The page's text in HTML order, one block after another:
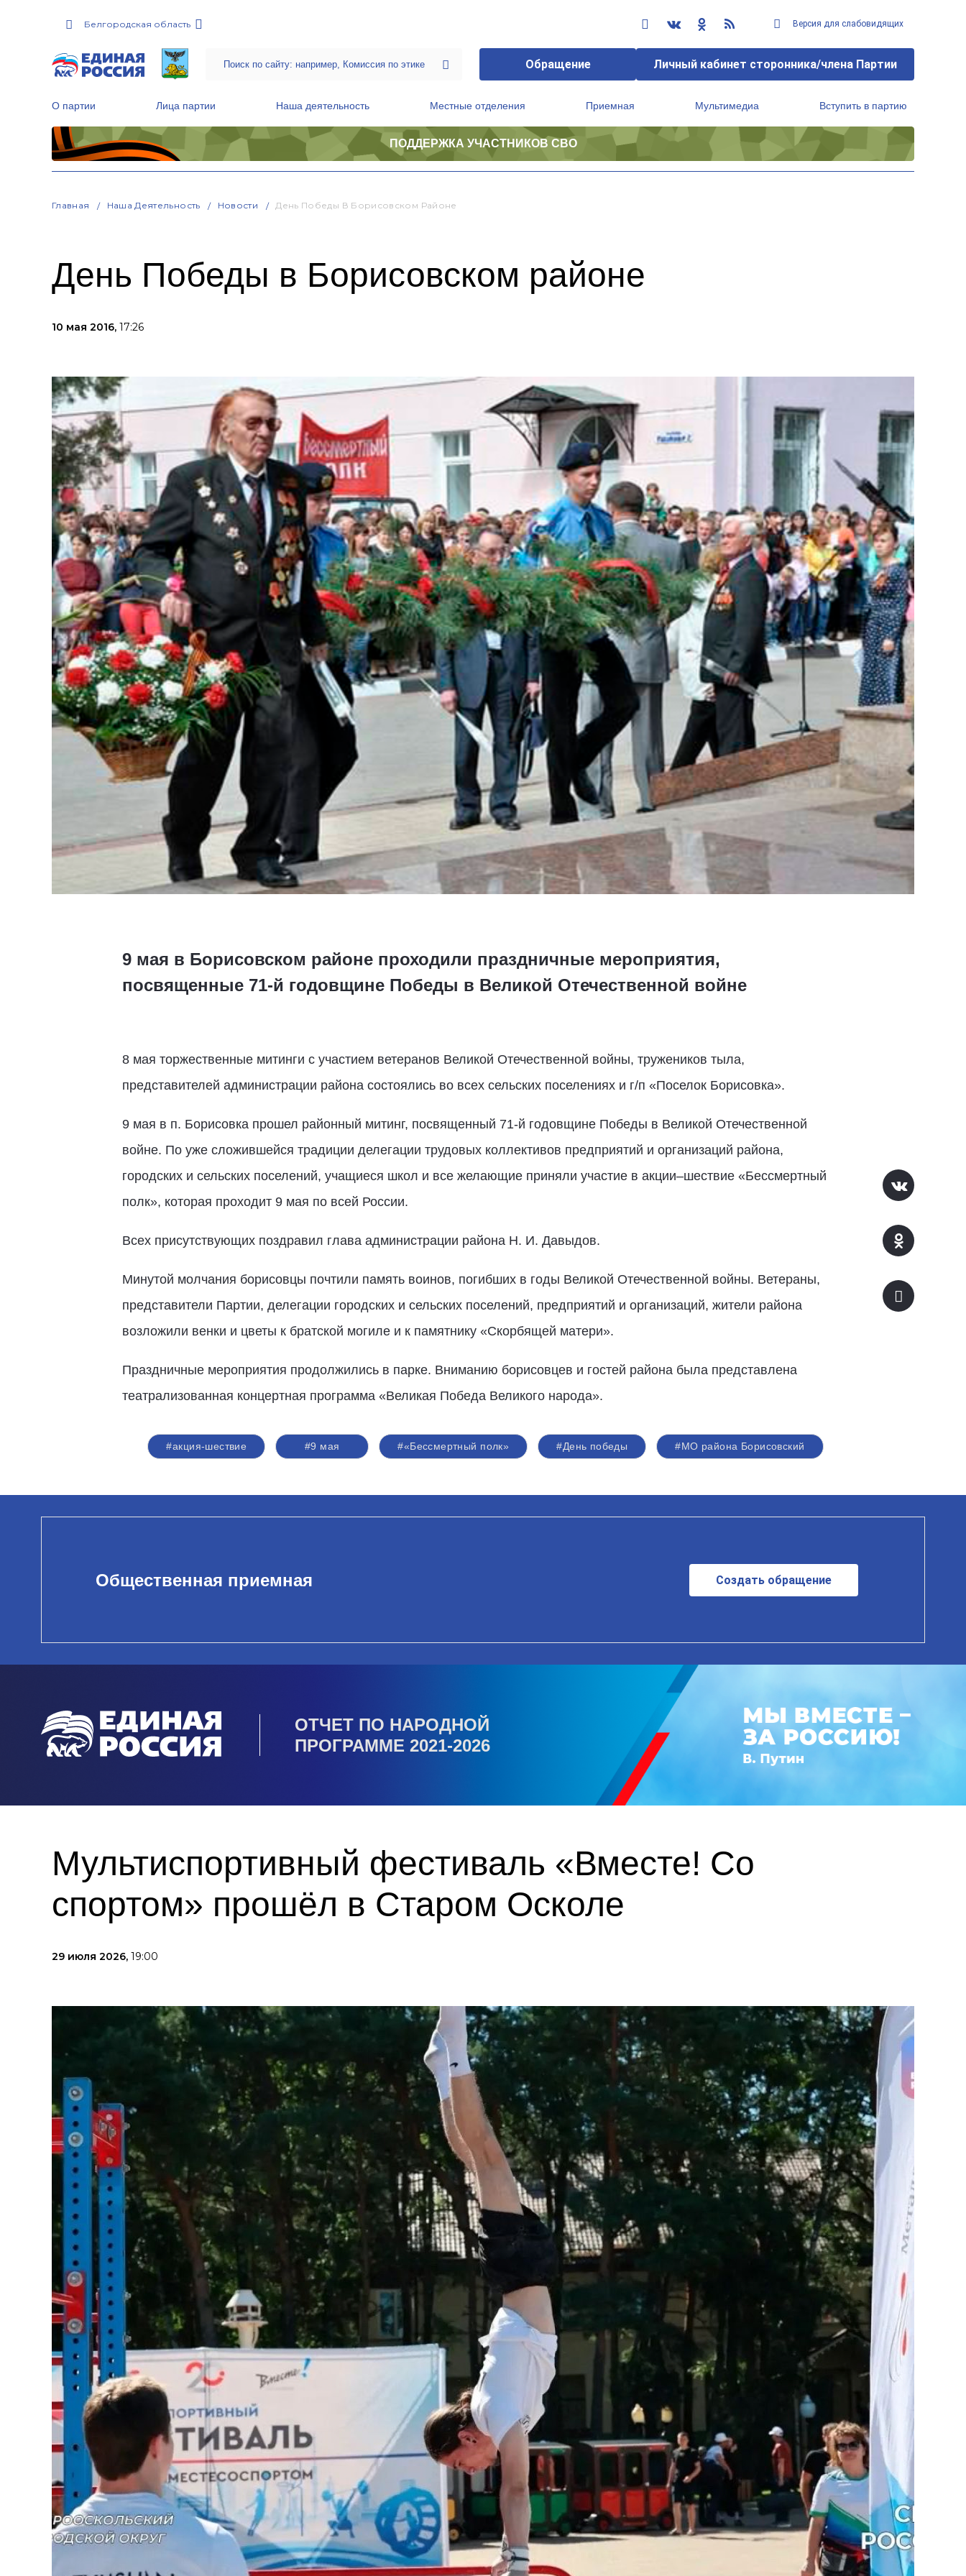
Белгородская область Версия для слабовидящих
Обращение Личный кабинет сторонника/члена Партии
О партии Лица партии Наша деятельность Местные отделения Приемная Мультимедиа Вступить в партию
ПОДДЕРЖКА УЧАСТНИКОВ СВО
Главная Наша Деятельность Новости День Победы В Борисовском Районе
День Победы в Борисовском районе
10 мая 2016, 17:26
9 мая в Борисовском районе проходили праздничные мероприятия,
посвященные 71-й годовщине Победы в Великой Отечественной войне
8 мая торжественные митинги с участием ветеранов Великой Отечественной войны, тружеников тыла,
представителей администрации района состоялись во всех сельских поселениях и г/п «Поселок Борисовка».
9 мая в п. Борисовка прошел районный митинг, посвященный 71-й годовщине Победы в Великой Отечественной
войне. По уже сложившейся традиции делегации трудовых коллективов предприятий и организаций района,
городских и сельских поселений, учащиеся школ и все желающие приняли участие в акции–шествие «Бессмертный
полк», которая проходит 9 мая по всей России.
Всех присутствующих поздравил глава администрации района Н. И. Давыдов.
Минутой молчания борисовцы почтили память воинов, погибших в годы Великой Отечественной войны. Ветераны,
представители Партии, делегации городских и сельских поселений, предприятий и организаций, жители района
возложили венки и цветы к братской могиле и к памятнику «Скорбящей матери».
Праздничные мероприятия продолжились в парке. Вниманию борисовцев и гостей района была представлена
театрализованная концертная программа «Великая Победа Великого народа».
#акция-шествие #9 мая #«Бессмертный полк» #День победы #МО района Борисовский
Общественная приемная Создать обращение
ОТЧЕТ ПО НАРОДНОЙ
ПРОГРАММЕ 2021-2026
Мультиспортивный фестиваль «Вместе! Со
спортом» прошёл в Старом Осколе
29 июля 2026, 19:00